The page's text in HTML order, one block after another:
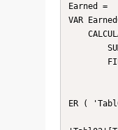
Earned =
VAR
ER (